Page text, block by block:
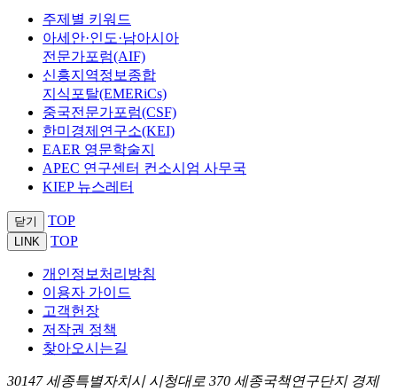
주제별 키워드
아세안·인도·남아시아
전문가포럼(AIF)
신흥지역정보종합
지식포탈(EMERiCs)
중국전문가포럼(CSF)
한미경제연구소(KEI)
EAER 영문학술지
APEC 연구센터 컨소시엄 사무국
KIEP 뉴스레터
닫기 TOP
LINK TOP
개인정보처리방침
이용자 가이드
고객헌장
저작권 정책
찾아오시는길
30147 세종특별자치시 시청대로 370 세종국책연구단지 경제